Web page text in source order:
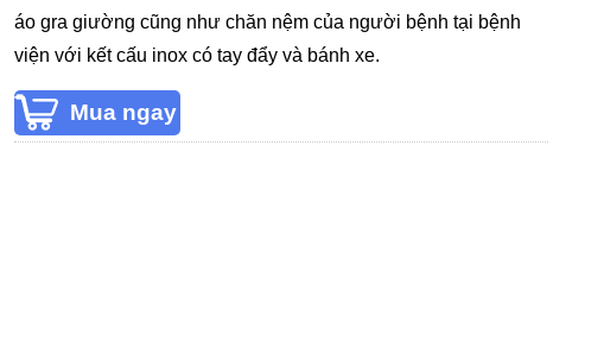
áo gra giường cũng như chăn nệm của người bệnh tại bệnh
viện với kết cấu inox có tay đẩy và bánh xe.